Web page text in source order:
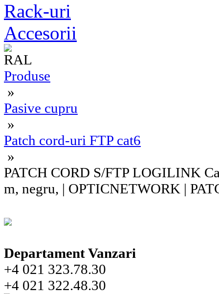
Rack-uri
Accesorii
Produse
»
Pasive cupru
»
Patch cord-uri FTP cat6
»
PATCH CORD S/FTP LOGILINK
m, negru, | OPTICNETWORK |
Departament Vanzari
+4 021 323.78.30
+4 021 322.48.30